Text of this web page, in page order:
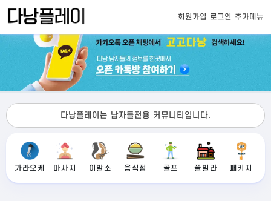
회원가입 로그인 추가메뉴
다낭플레이는 남자들전용 커뮤니티입니다.
가라오케 마사지 이발소 음식점 골프 풀빌라 패키지